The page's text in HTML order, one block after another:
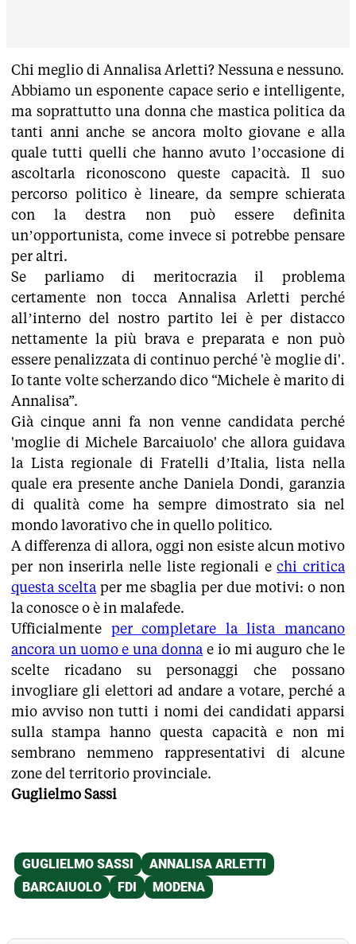
Chi meglio di Annalisa Arletti? Nessuna e nessuno.
Abbiamo un esponente capace serio e intelligente,
ma soprattutto una donna che mastica politica da
tanti anni anche se ancora molto giovane e alla
quale tutti quelli che hanno avuto l’occasione di
ascoltarla riconoscono queste capacità. Il suo
percorso politico è lineare, da sempre schierata
con la destra non può essere definita
un’opportunista, come invece si potrebbe pensare
per altri.
Se parliamo di meritocrazia il problema
certamente non tocca Annalisa Arletti perché
all’interno del nostro partito lei è per distacco
nettamente la più brava e preparata e non può
essere penalizzata di continuo perché 'è moglie di'.
Io tante volte scherzando dico “Michele è marito di
Annalisa”.
Già cinque anni fa non venne candidata perché
'moglie di Michele Barcaiuolo' che allora guidava
la Lista regionale di Fratelli d’Italia, lista nella
quale era presente anche Daniela Dondi, garanzia
di qualità come ha sempre dimostrato sia nel
mondo lavorativo che in quello politico.
A differenza di allora, oggi non esiste alcun motivo
per non inserirla nelle liste regionali echi critica
questa scelta per me sbaglia per due motivi: o non
la conosce o è in malafede.
Ufficialmente per completare la lista mancano
ancora un uomo e una donna e io mi auguro che le
scelte ricadano su personaggi che possano
invogliare gli elettori ad andare a votare, perché a
mio avviso non tutti i nomi dei candidati apparsi
sulla stampa hanno questa capacità e non mi
sembrano nemmeno rappresentativi di alcune
zone del territorio provinciale.
Guglielmo Sassi